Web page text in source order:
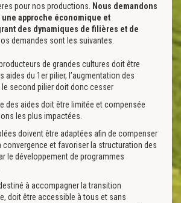
pour nos productions.
Nous demandons
une approche économique et
des dynamiques de filières et de
demandes sont les suivantes.
producteurs de grandes cultures doit être
aides du 1er pilier, l’augmentation des
second pilier doit donc cesser
des aides doit être limitée et compensée
les plus impactées.
doivent être adaptées afin de compenser
convergence et favoriser la structuration des
le développement de programmes
destiné à accompagner la transition
doit être accessible à tous et sans